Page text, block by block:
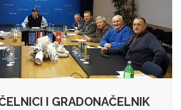
I GRADONAČELNIK